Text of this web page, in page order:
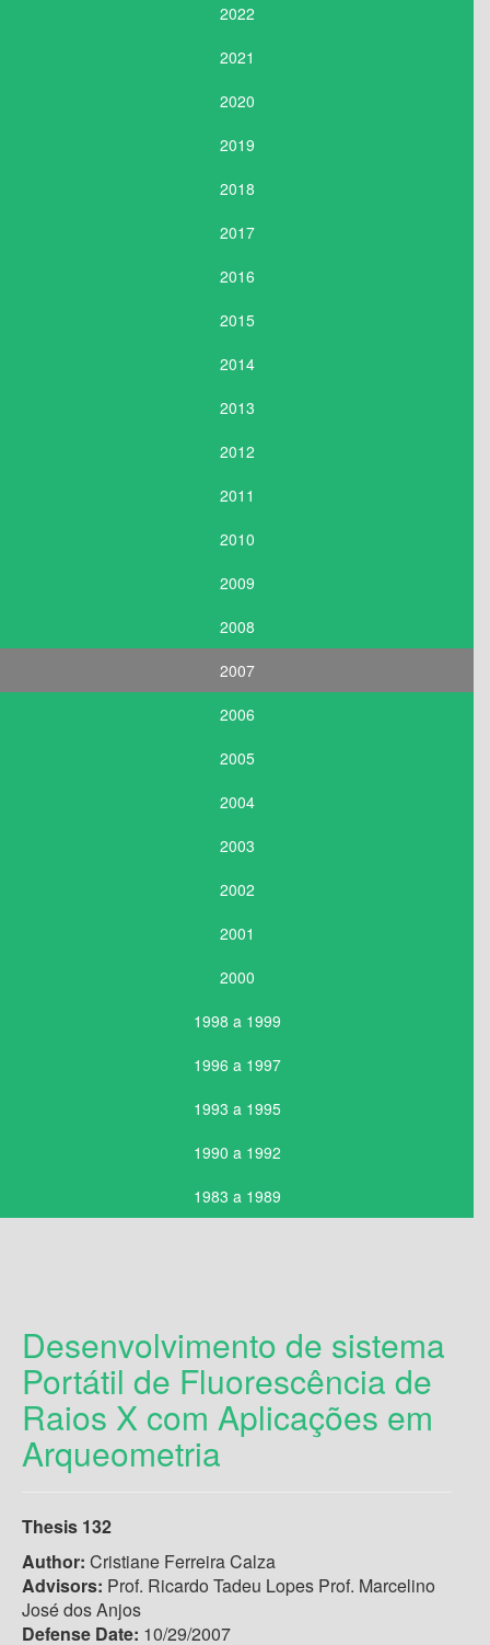
2022
2021
2020
2019
2018
2017
2016
2015
2014
2013
2012
2011
2010
2009
2008
2007
2006
2005
2004
2003
2002
2001
2000
1998 a 1999
1996 a 1997
1993 a 1995
1990 a 1992
1983 a 1989
Desenvolvimento de sistema
Portátil de Fluorescência de
Raios X com Aplicações em
Arqueometria
Thesis 132
Author: Cristiane Ferreira Calza
Advisors: Prof. Ricardo Tadeu Lopes Prof. Marcelino
José dos Anjos
Defense Date: 10/29/2007